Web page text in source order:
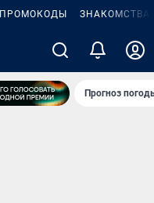
ПРОМОКОДЫ ЗНАКОМСТВА
Прогноз